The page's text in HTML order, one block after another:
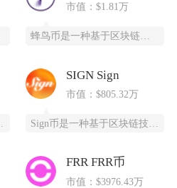
市值：$1.81万
蜂鸟币是一种基于区块链技术的数字货币，由蜂鸟互联网科技有限公司发行，采用ERC20标准，总
SIGN Sign
市值：$805.32万
FRR FRR币
市值：$3976.43万